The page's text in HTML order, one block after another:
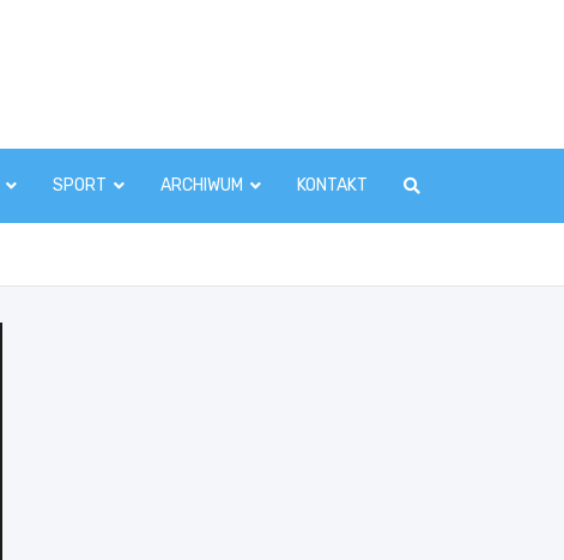
SPORT ARCHIWUM KONTAKT